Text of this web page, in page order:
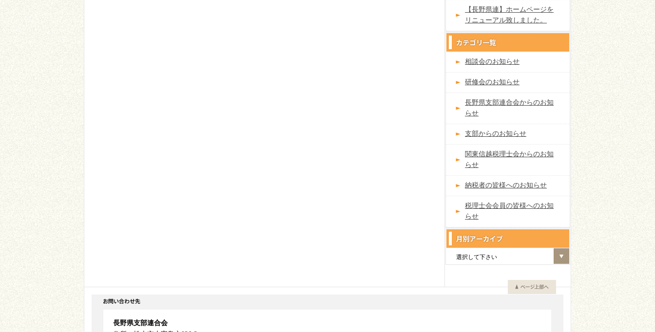
【長野県連】ホームページを
リニューアル致しました。
相談会のお知らせ
研修会のお知らせ
長野県支部連合会からのお知
らせ
支部からのお知らせ
関東信越税理士会からのお知
らせ
納税者の皆様へのお知らせ
税理士会会員の皆様へのお知
らせ
選択して下さい
長野県支部連合会